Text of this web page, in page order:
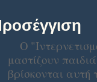
Ο
μαστίζουν
βρίσκονται αυτή